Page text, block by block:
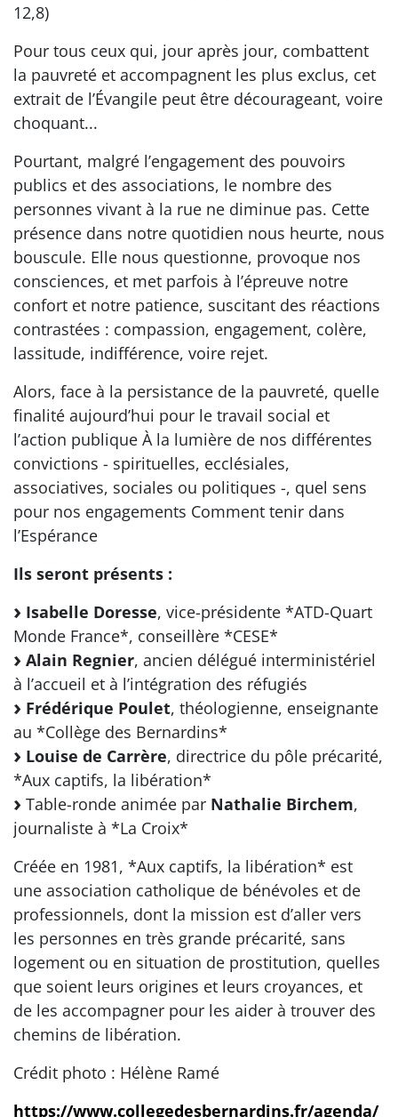
12,8)
Pour tous ceux qui, jour après jour, combattent
la pauvreté et accompagnent les plus exclus, cet
extrait de l’Évangile peut être décourageant, voire
choquant...
Pourtant, malgré l’engagement des pouvoirs
publics et des associations, le nombre des
personnes vivant à la rue ne diminue pas. Cette
présence dans notre quotidien nous heurte, nous
bouscule. Elle nous questionne, provoque nos
consciences, et met parfois à l’épreuve notre
confort et notre patience, suscitant des réactions
contrastées : compassion, engagement, colère,
lassitude, indifférence, voire rejet.
Alors, face à la persistance de la pauvreté, quelle
finalité aujourd’hui pour le travail social et
l’action publique À la lumière de nos différentes
convictions - spirituelles, ecclésiales,
associatives, sociales ou politiques -, quel sens
pour nos engagements Comment tenir dans
l’Espérance
Ils seront présents :
Isabelle Doresse, vice-présidente *ATD-Quart
Monde France*, conseillère *CESE*
Alain Regnier, ancien délégué interministériel
à l’accueil et à l’intégration des réfugiés
Frédérique Poulet, théologienne, enseignante
au *Collège des Bernardins*
Louise de Carrère, directrice du pôle précarité,
*Aux captifs, la libération*
Table-ronde animée par Nathalie Birchem,
journaliste à *La Croix*
Créée en 1981, *Aux captifs, la libération* est
une association catholique de bénévoles et de
professionnels, dont la mission est d’aller vers
les personnes en très grande précarité, sans
logement ou en situation de prostitution, quelles
que soient leurs origines et leurs croyances, et
de les accompagner pour les aider à trouver des
chemins de libération.
Crédit photo : Hélène Ramé
https://www.collegedesbernardins.fr/agenda/